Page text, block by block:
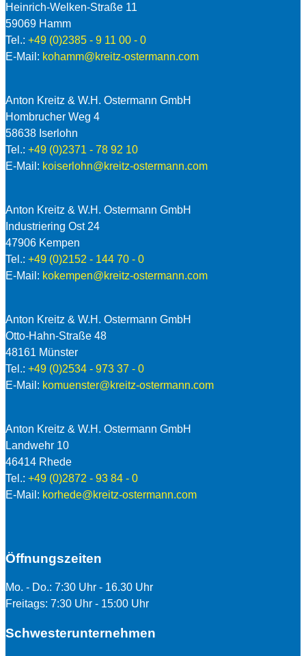
Heinrich-Welken-Straße 11
59069 Hamm
Tel.: +49 (0)2385 - 9 11 00 - 0
E-Mail: kohamm@kreitz-ostermann.com
Anton Kreitz & W.H. Ostermann GmbH
Hombrucher Weg 4
58638 Iserlohn
Tel.: +49 (0)2371 - 78 92 10
E-Mail: koiserlohn@kreitz-ostermann.com
Anton Kreitz & W.H. Ostermann GmbH
Industriering Ost 24
47906 Kempen
Tel.: +49 (0)2152 - 144 70 - 0
E-Mail: kokempen@kreitz-ostermann.com
Anton Kreitz & W.H. Ostermann GmbH
Otto-Hahn-Straße 48
48161 Münster
Tel.: +49 (0)2534 - 973 37 - 0
E-Mail: komuenster@kreitz-ostermann.com
Anton Kreitz & W.H. Ostermann GmbH
Landwehr 10
46414 Rhede
Tel.: +49 (0)2872 - 93 84 - 0
E-Mail: korhede@kreitz-ostermann.com
Öffnungszeiten
Mo. - Do.: 7:30 Uhr - 16.30 Uhr
Freitags: 7:30 Uhr - 15:00 Uhr
Schwesterunternehmen